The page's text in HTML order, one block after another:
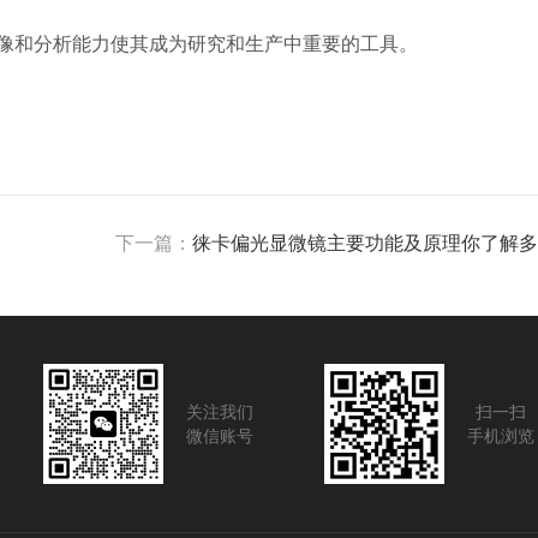
分析能力使其成为研究和生产中重要的工具。
下一篇： 徕卡偏光显微镜主要功能及原理你了解
关注我们
微信账号
扫一扫
手机浏览